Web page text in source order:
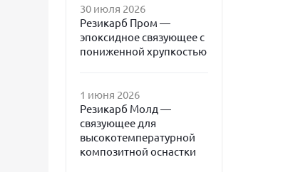
30 июля 2026
Резикарб Пром —
эпоксидное связующее с
пониженной хрупкостью
1 июня 2026
Резикарб Молд —
связующее для
высокотемпературной
композитной оснастки